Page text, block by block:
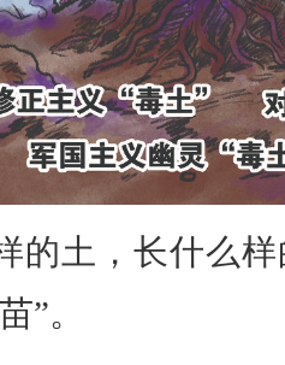
的土，长什么
”。